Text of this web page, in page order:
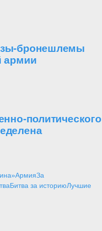
бронешлемы
армии
политического
АрмияЗа
Битва за историюЛучшие